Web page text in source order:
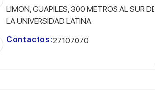
LIMON, GUAPILES, 300 METROS AL SUR DE
LA UNIVERSIDAD LATINA.
Contactos:27107070